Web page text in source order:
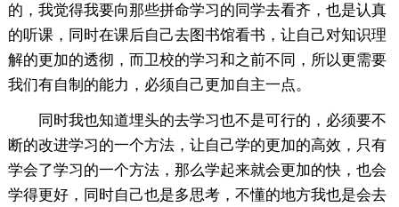
的，我觉得我要向那些拼命学习的同学去看齐，也是认真
的听课，同时在课后自己去图书馆看书，让自己对知识理
解的更加的透彻，而卫校的学习和之前不同，所以更需要
我们有自制的能力，必须自己更加自主一点。
同时我也知道埋头的去学习也不是可行的，必须要不
断的改进学习的一个方法，让自己学的更加的高效，只有
学会了学习的一个方法，那么学起来就会更加的快，也会
学得更好，同时自己也是多思考，不懂的地方我也是会去